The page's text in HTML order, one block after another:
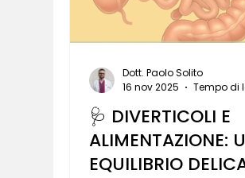
🩺 DIVERTICOLI E
ALIMENTAZIONE:
EQUILIBRIO
Dott. Paolo Solito
16 nov 2025